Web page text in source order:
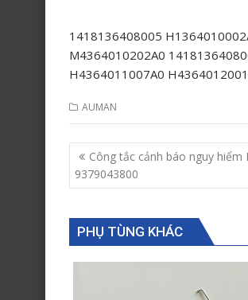
1418136408005
M4364010202A0
H4364011007A0
AUMAN
Post
navigation
Công tắc cảnh báo nguy hiểm
9379043800
PHỤ TÙNG KHÁC